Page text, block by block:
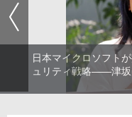
日本マイクロソフト
ュリティ戦略――津坂